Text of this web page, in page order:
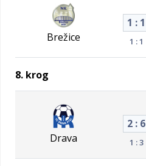
Brežice
1 : 1
1 : 1
8. krog
Drava
2 : 6
1 : 3